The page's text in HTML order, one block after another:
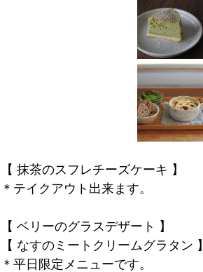
【 抹茶のスフレチーズケーキ 】
＊テイクアウト出来ます。
【 ベリーのグラスデザート 】
【 なすのミートクリームグラタン 】
＊平日限定メニューです。